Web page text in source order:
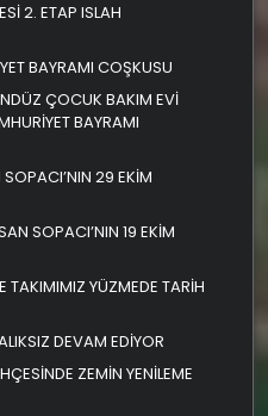
2. ETAP ISLAH
BAYRAMI COŞKUSU
ÇOCUK BAKIM EVİ
BAYRAMI
29 EKİM
SOPACI’NIN 19 EKİM
TAKIMIMIZ YÜZMEDE TARİH
DEVAM EDİYOR
ZEMİN YENİLEME